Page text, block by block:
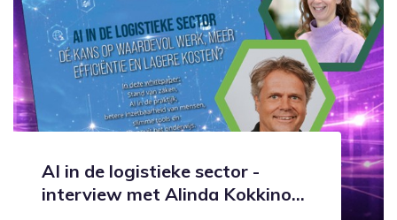
AI in de logistieke sector -
interview met Alinda Kokkino...